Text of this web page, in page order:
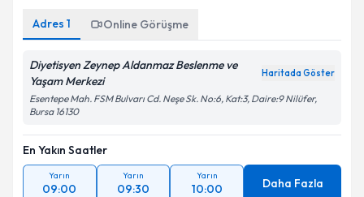
Adres 1 Online Görüşme
Diyetisyen Zeynep Aldanmaz Beslenme ve
Yaşam Merkezi
Haritada Göster
Esentepe Mah. FSM Bulvarı Cd. Neşe Sk. No:6, Kat:3, Daire:9 Nilüfer,
Bursa 16130
En Yakın Saatler
Yarın
09:00
Yarın
09:30
Yarın
10:00 Daha Fazla